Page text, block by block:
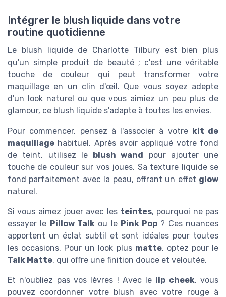
Intégrer le blush liquide dans votre
routine quotidienne
Le blush liquide de Charlotte Tilbury est bien plus
qu'un simple produit de beauté ; c'est une véritable
touche de couleur qui peut transformer votre
maquillage en un clin d'œil. Que vous soyez adepte
d'un look naturel ou que vous aimiez un peu plus de
glamour, ce blush liquide s'adapte à toutes les envies.
Pour commencer, pensez à l'associer à votre kit de
maquillage habituel. Après avoir appliqué votre fond
de teint, utilisez le blush wand pour ajouter une
touche de couleur sur vos joues. Sa texture liquide se
fond parfaitement avec la peau, offrant un effet glow
naturel.
Si vous aimez jouer avec les teintes, pourquoi ne pas
essayer le Pillow Talk ou le Pink Pop ? Ces nuances
apportent un éclat subtil et sont idéales pour toutes
les occasions. Pour un look plus matte, optez pour le
Talk Matte, qui offre une finition douce et veloutée.
Et n'oubliez pas vos lèvres ! Avec le lip cheek, vous
pouvez coordonner votre blush avec votre rouge à